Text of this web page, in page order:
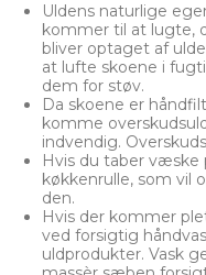
Uldens naturlige
kommer til at lugte,
bliver optaget af
at lufte skoene i
dem for støv.
Da skoene er
komme
indvendig.
Hvis du taber væske
køkkenrulle, som vil
den.
Hvis der kommer
ved forsigtig
uldprodukter. Vask